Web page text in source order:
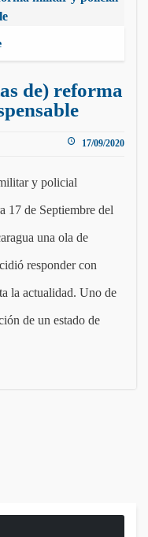
de) reforma
17/09/2020
y policial
17 de Septiembre del
una ola de
responder con
la actualidad. Uno de
de un estado de